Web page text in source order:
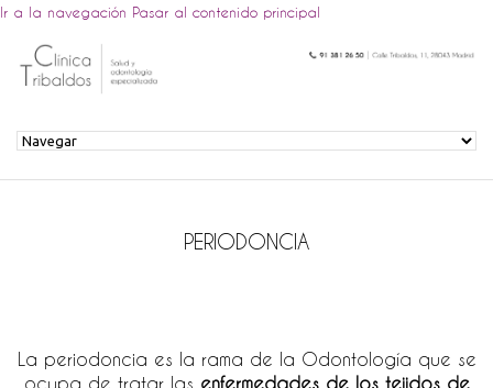
Ir a la navegación Pasar al contenido principal
PERIODONCIA
La periodoncia es la rama de la Odontología que se
ocupa de tratar las enfermedades de los tejidos de